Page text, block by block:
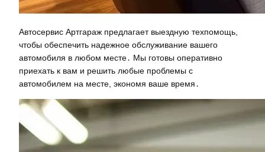
Автосервис Артгараж предлагает выездную техпомощь,
чтобы обеспечить надежное обслуживание вашего
автомобиля в любом месте․ Мы готовы оперативно
приехать к вам и решить любые проблемы с
автомобилем на месте, экономя ваше время․